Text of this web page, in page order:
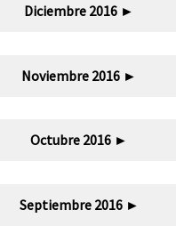
Diciembre 2016 ►
Noviembre 2016 ►
Octubre 2016 ►
Septiembre 2016 ►